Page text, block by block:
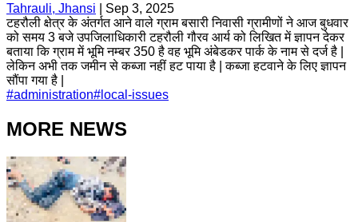
Tahrauli, Jhansi
Sep 3, 2025
टहरौली क्षेत्र के अंतर्गत आने वाले ग्राम बसारी निवासी ग्रामीणों ने आज बुधवार
को समय 3 बजे उपजिलाधिकारी टहरौली गौरव आर्य को लिखित में ज्ञापन देकर
बताया कि ग्राम में भूमि नम्बर 350 है वह भूमि अंबेडकर पार्क के नाम से दर्ज है |
लेकिन अभी तक जमीन से कब्जा नहीं हट पाया है | कब्जा हटवाने के लिए ज्ञापन
सौंपा गया है |
#administration# local-issues
MORE NEWS